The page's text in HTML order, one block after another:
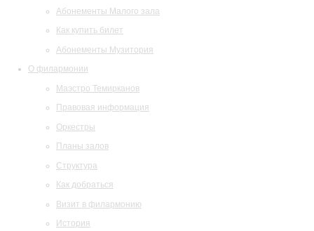
Абонементы Малого зала
Как купить билет
Абонементы Музитория
О филармонии
Маэстро Темирканов
Правовая информация
Оркестры
Планы залов
Структура
Как добраться
Визит в филармонию
История